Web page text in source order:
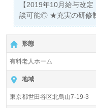
【2019年10月給与改
談可能◎ ★充実の研修
アアップの両立を目指
しながら活躍するスタ
中。お気軽にお問い合
形態
有料老人ホーム
地域
東京都世田谷区北烏山7-19-3